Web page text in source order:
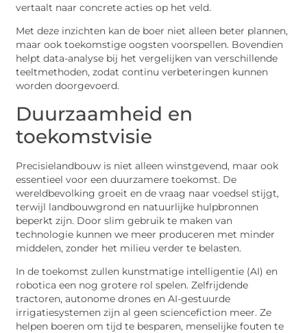
vertaalt naar concrete acties op het veld.
Met deze inzichten kan de boer niet alleen beter plannen,
maar ook toekomstige oogsten voorspellen. Bovendien
helpt data-analyse bij het vergelijken van verschillende
teeltmethoden, zodat continu verbeteringen kunnen
worden doorgevoerd.
Duurzaamheid en
toekomstvisie
Precisielandbouw is niet alleen winstgevend, maar ook
essentieel voor een duurzamere toekomst. De
wereldbevolking groeit en de vraag naar voedsel stijgt,
terwijl landbouwgrond en natuurlijke hulpbronnen
beperkt zijn. Door slim gebruik te maken van
technologie kunnen we meer produceren met minder
middelen, zonder het milieu verder te belasten.
In de toekomst zullen kunstmatige intelligentie (AI) en
robotica een nog grotere rol spelen. Zelfrijdende
tractoren, autonome drones en AI-gestuurde
irrigatiesystemen zijn al geen sciencefiction meer. Ze
helpen boeren om tijd te besparen, menselijke fouten te